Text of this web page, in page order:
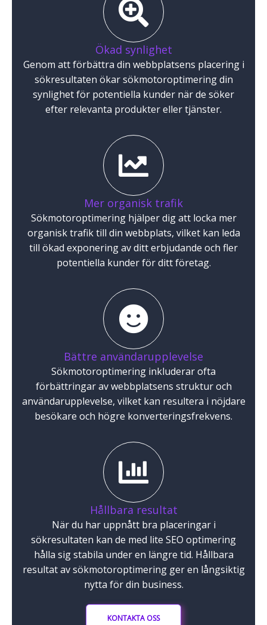
Ökad synlighet
Genom att förbättra din webbplatsens placering i
sökresultaten ökar sökmotoroptimering din
synlighet för potentiella kunder när de söker
efter relevanta produkter eller tjänster.
Mer organisk trafik
Sökmotoroptimering hjälper dig att locka mer
organisk trafik till din webbplats, vilket kan leda
till ökad exponering av ditt erbjudande och fler
potentiella kunder för ditt företag.
Bättre användarupplevelse
Sökmotoroptimering inkluderar ofta
förbättringar av webbplatsens struktur och
användarupplevelse, vilket kan resultera i nöjdare
besökare och högre konverteringsfrekvens.
Hållbara resultat
När du har uppnått bra placeringar i
sökresultaten kan de med lite SEO optimering
hålla sig stabila under en längre tid. Hållbara
resultat av sökmotoroptimering ger en långsiktig
nytta för din business.
KONTAKTA OSS